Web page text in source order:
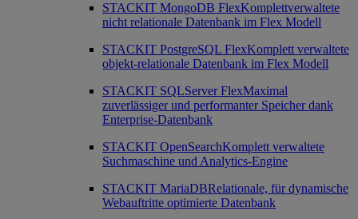
STACKIT MongoDB FlexKomplettverwaltete
nicht relationale Datenbank im Flex Modell
STACKIT PostgreSQL FlexKomplett verwaltete
objekt-relationale Datenbank im Flex Modell
STACKIT SQLServer FlexMaximal
zuverlässiger und performanter Speicher dank
Enterprise-Datenbank
STACKIT OpenSearchKomplett verwaltete
Suchmaschine und Analytics-Engine
STACKIT MariaDBRelationale, für dynamische
Webauftritte optimierte Datenbank